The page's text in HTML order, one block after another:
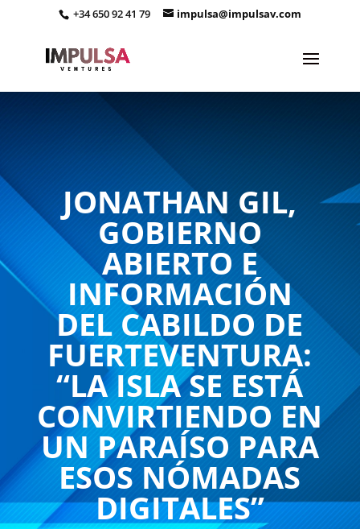
+34 650 92 41 79 impulsa@impulsav.com
JONATHAN GIL,
GOBIERNO
ABIERTO E
INFORMACIÓN
DEL CABILDO DE
FUERTEVENTURA:
“LA ISLA SE ESTÁ
CONVIRTIENDO EN
UN PARAÍSO PARA
ESOS NÓMADAS
DIGITALES”